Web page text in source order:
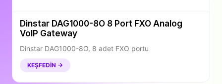
Dinstar DAG1000-8O 8 Port FXO Analog
VoIP Gateway
Dinstar DAG1000-8O, 8 adet FXO portu
KEŞFEDIN →